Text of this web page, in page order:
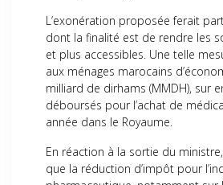
L’exonération proposée ferait
dont la finalité est de rendre les
et plus accessibles. Une telle
aux ménages marocains
milliard de dirhams (MMDH), sur
déboursés pour l’achat de
année dans le Royaume.
En réaction à la sortie du
que la réduction d’impôt pour